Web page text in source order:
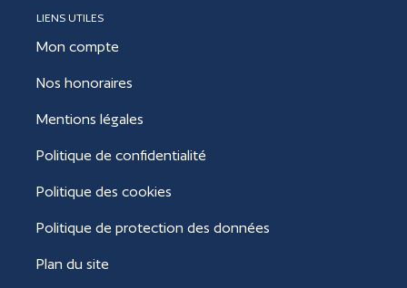
LIENS UTILES
Mon compte
Nos honoraires
Mentions légales
Politique de confidentialité
Politique des cookies
Politique de protection des données
Plan du site